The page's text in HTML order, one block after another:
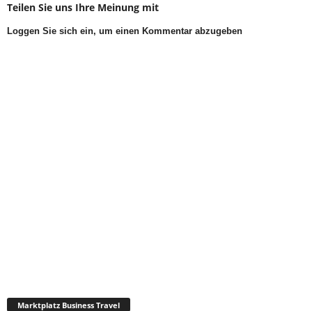
Teilen Sie uns Ihre Meinung mit
Loggen Sie sich ein, um einen Kommentar abzugeben
Marktplatz Business Travel